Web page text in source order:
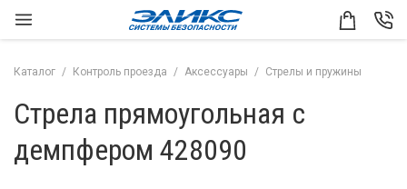
Каталог Контроль проезда Аксессуары Стрелы и пружины
Стрела прямоугольная с
демпфером 428090